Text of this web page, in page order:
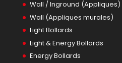
Wall / Inground (Appliques)
Wall (Appliques murales)
Light Bollards
Light & Energy Bollards
Energy Bollards